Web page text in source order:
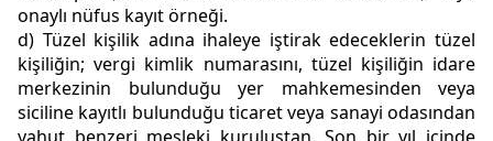
onaylı nüfus kayıt örneği.
d) Tüzel kişilik adına ihaleye iştirak edeceklerin tüzel
kişiliğin; vergi kimlik numarasını, tüzel kişiliğin idare
merkezinin bulunduğu yer mahkemesinden veya
siciline kayıtlı bulunduğu ticaret veya sanayi odasından